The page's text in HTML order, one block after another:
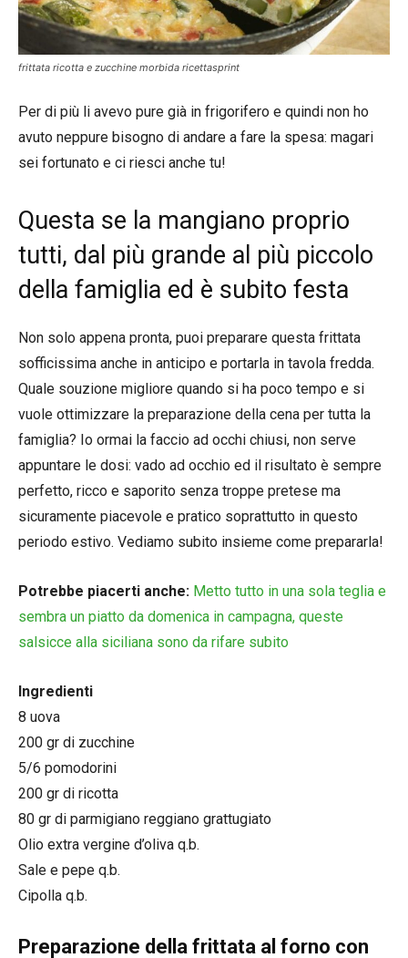
frittata ricotta e zucchine morbida ricettasprint
Per di più li avevo pure già in frigorifero e quindi non ho
avuto neppure bisogno di andare a fare la spesa: magari
sei fortunato e ci riesci anche tu!
Questa se la mangiano proprio
tutti, dal più grande al più piccolo
della famiglia ed è subito festa
Non solo appena pronta, puoi preparare questa frittata
sofficissima anche in anticipo e portarla in tavola fredda.
Quale souzione migliore quando si ha poco tempo e si
vuole ottimizzare la preparazione della cena per tutta la
famiglia? Io ormai la faccio ad occhi chiusi, non serve
appuntare le dosi: vado ad occhio ed il risultato è sempre
perfetto, ricco e saporito senza troppe pretese ma
sicuramente piacevole e pratico soprattutto in questo
periodo estivo. Vediamo subito insieme come prepararla!
Potrebbe piacerti anche: Metto tutto in una sola teglia e
sembra un piatto da domenica in campagna, queste
salsicce alla siciliana sono da rifare subito
Ingredienti
8 uova
200 gr di zucchine
5/6 pomodorini
200 gr di ricotta
80 gr di parmigiano reggiano grattugiato
Olio extra vergine d’oliva q.b.
Sale e pepe q.b.
Cipolla q.b.
Preparazione della frittata al forno con